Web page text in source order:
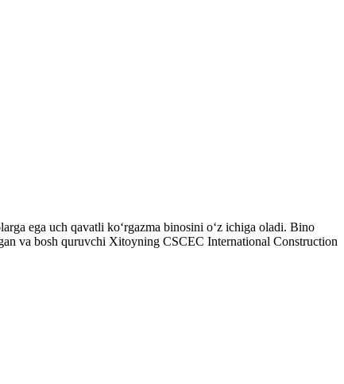
ega uch qavatli koʻrgazma binosini oʻz ichiga oladi. Bino
va bosh quruvchi Xitoyning CSCEC International Construction